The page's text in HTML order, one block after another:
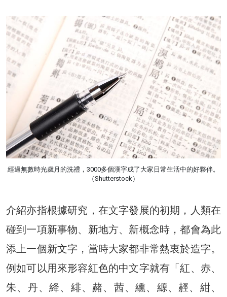
經過無數時光歲月的洗禮，3000多個漢字成了大家日常生活中的好夥伴。
（Shutterstock）
介紹亦指根據研究，在文字發展的初期，人類在
碰到一項新事物、新地方、新概念時，都會為此
添上一個新文字，當時大家都非常熱衷於造字。
例如可以用來形容紅色的中文字就有「紅、赤、
朱、丹、絳、緋、赭、茜、纁、縓、䞓、紺、